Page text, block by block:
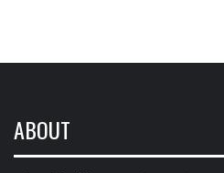
ABOUT